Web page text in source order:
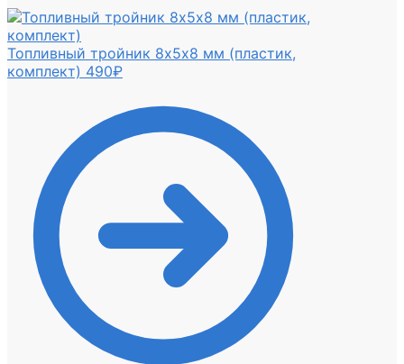
Топливный тройник 8х5х8 мм (пластик,
комплект) 490₽